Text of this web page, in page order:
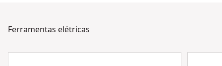
Ferramentas elétricas